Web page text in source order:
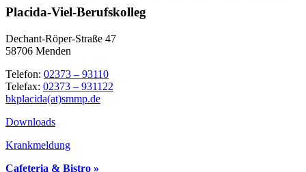
Placida-Viel-Berufskolleg
Dechant-Röper-Straße 47
58706 Menden
Telefon: 02373 – 93110
Telefax: 02373 – 931122
bkplacida(at)smmp.de
Downloads
Krankmeldung
Cafeteria & Bistro »